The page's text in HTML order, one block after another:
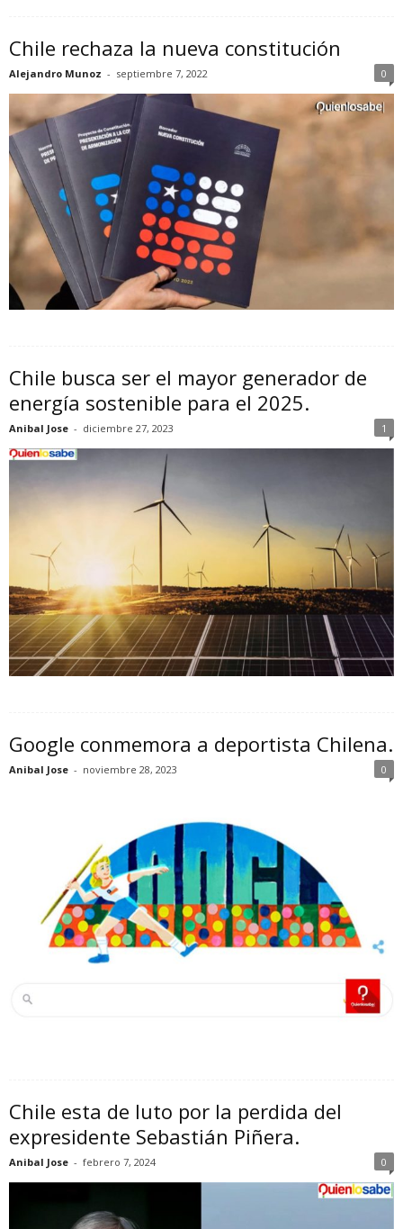
Chile rechaza la nueva constitución
Alejandro Munoz - septiembre 7, 2022 0
Chile busca ser el mayor generador de
energía sostenible para el 2025.
Anibal Jose - diciembre 27, 2023 1
Google conmemora a deportista Chilena.
Anibal Jose - noviembre 28, 2023 0
Chile esta de luto por la perdida del
expresidente Sebastián Piñera.
Anibal Jose - febrero 7, 2024 0